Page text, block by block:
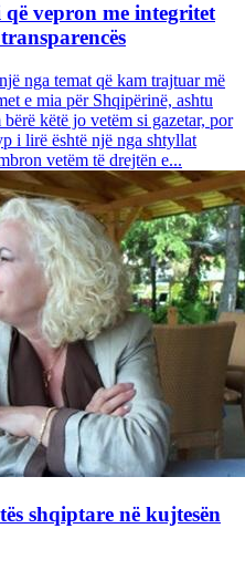
vepron me integritet
nga temat që kam trajtuar më
e mia për Shqipërinë, ashtu
këtë jo vetëm si gazetar, por
i lirë është një nga shtyllat
vetëm të drejtën e...
shqiptare në kujtesën